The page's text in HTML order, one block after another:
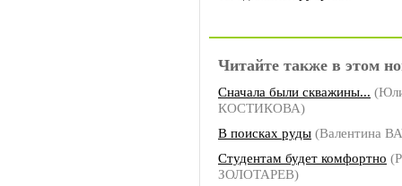
Читайте также в этом
Сначала были скважины...
КОСТИКОВА)
В поисках руды (Валентина
Студентам будет комфортно
ЗОЛОТАРЕВ)